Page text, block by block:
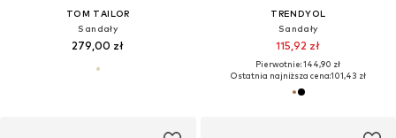
TOM TAILOR
Sandały
279,00 zł
TRENDYOL
Sandały
115,92 zł
Pierwotnie: 144,90 zł
Ostatnia najniższa cena:101,43 zł